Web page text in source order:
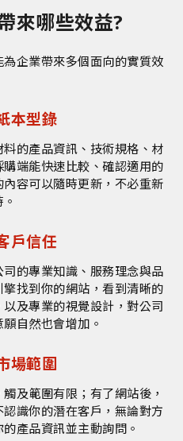
來哪些效益?
企業帶來多個面向的實質效
本型錄
的產品資訊、技術規格、材
端能快速比較、確認適用的
容可以隨時更新，不必重新
戶信任
的專業知識、服務理念與品
找到你的網站，看到清晰的
及專業的視覺設計，對公司
自然也會增加。
場範圍
及範圍有限；有了網站後，
識你的潛在客戶，無論對方
產品資訊並主動詢問。